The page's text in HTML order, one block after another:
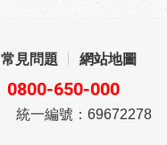
常見問題 網站地圖
0800-650-000
統一編號：69672278